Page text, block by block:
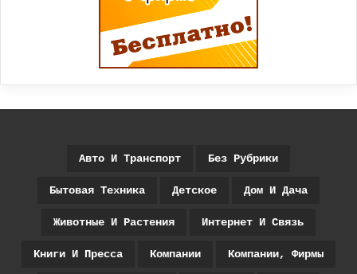
Авто И Транспорт Без Рубрики
Бытовая Техника Детское Дом И Дача
Животные И Растения Интернет И Связь
Книги И Пресса Компании Компании, Фирмы